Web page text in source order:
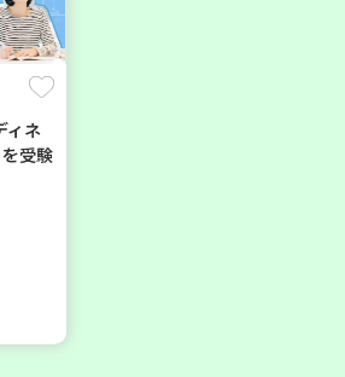
ィネ
受験